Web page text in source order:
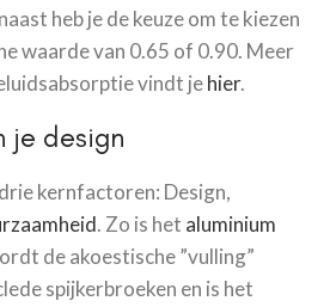
heb je de keuze om te kiezen
waarde van 0.65 of 0.90. Meer
vindt jehier.
je design
kernfactoren: Design,
. Zo is het aluminium
de akoestische ”vulling”
spijkerbroeken en is het